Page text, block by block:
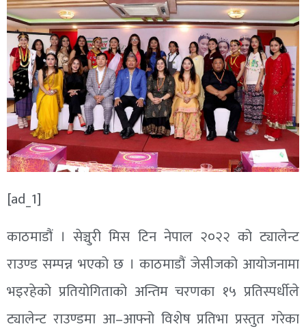
[ad_1]
काठमाडौं । सेञ्चुरी मिस टिन नेपाल २०२२ को ट्यालेन्ट
राउण्ड सम्पन्न भएको छ । काठमाडौं जेसीजको आयोजनामा
भइरहेको प्रतियोगिताको अन्तिम चरणका १५ प्रतिस्पर्धीले
ट्यालेन्ट राउण्डमा आ–आफ्नो विशेष प्रतिभा प्रस्तुत गरेका